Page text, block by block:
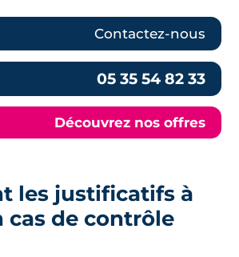
Contactez-nous
05 35 54 82 33
Découvrez nos offres
les justificatifs à
cas de contrôle